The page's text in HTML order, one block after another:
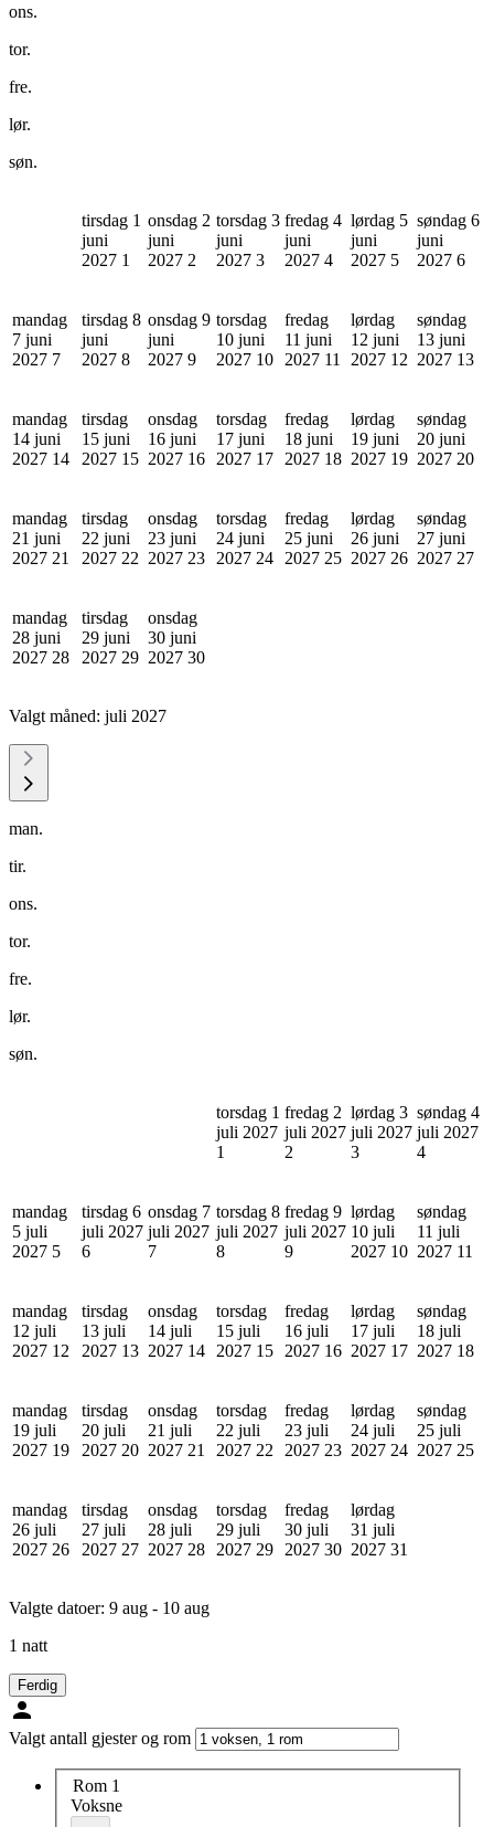
ons.
tor.
fre.
lør.
søn.
tirsdag 1
juni
2027 1
onsdag 2
juni
2027 2
torsdag 3
juni
2027 3
fredag 4
juni
2027 4
lørdag 5
juni
2027 5
søndag 6
juni
2027 6
mandag
7 juni
2027 7
tirsdag 8
juni
2027 8
onsdag 9
juni
2027 9
torsdag
10 juni
2027 10
fredag
11 juni
2027 11
lørdag
12 juni
2027 12
søndag
13 juni
2027 13
mandag
14 juni
2027 14
tirsdag
15 juni
2027 15
onsdag
16 juni
2027 16
torsdag
17 juni
2027 17
fredag
18 juni
2027 18
lørdag
19 juni
2027 19
søndag
20 juni
2027 20
mandag
21 juni
2027 21
tirsdag
22 juni
2027 22
onsdag
23 juni
2027 23
torsdag
24 juni
2027 24
fredag
25 juni
2027 25
lørdag
26 juni
2027 26
søndag
27 juni
2027 27
mandag
28 juni
2027 28
tirsdag
29 juni
2027 29
onsdag
30 juni
2027 30
Valgt måned: juli 2027
man.
tir.
ons.
tor.
fre.
lør.
søn.
torsdag 1
juli 2027
1
fredag 2
juli 2027
2
lørdag 3
juli 2027
3
søndag 4
juli 2027
4
mandag
5 juli
2027 5
tirsdag 6
juli 2027
6
onsdag 7
juli 2027
7
torsdag 8
juli 2027
8
fredag 9
juli 2027
9
lørdag
10 juli
2027 10
søndag
11 juli
2027 11
mandag
12 juli
2027 12
tirsdag
13 juli
2027 13
onsdag
14 juli
2027 14
torsdag
15 juli
2027 15
fredag
16 juli
2027 16
lørdag
17 juli
2027 17
søndag
18 juli
2027 18
mandag
19 juli
2027 19
tirsdag
20 juli
2027 20
onsdag
21 juli
2027 21
torsdag
22 juli
2027 22
fredag
23 juli
2027 23
lørdag
24 juli
2027 24
søndag
25 juli
2027 25
mandag
26 juli
2027 26
tirsdag
27 juli
2027 27
onsdag
28 juli
2027 28
torsdag
29 juli
2027 29
fredag
30 juli
2027 30
lørdag
31 juli
2027 31
Valgte datoer: 9 aug - 10 aug
1 natt
Ferdig
Valgt antall gjester og rom
Rom 1
Voksne